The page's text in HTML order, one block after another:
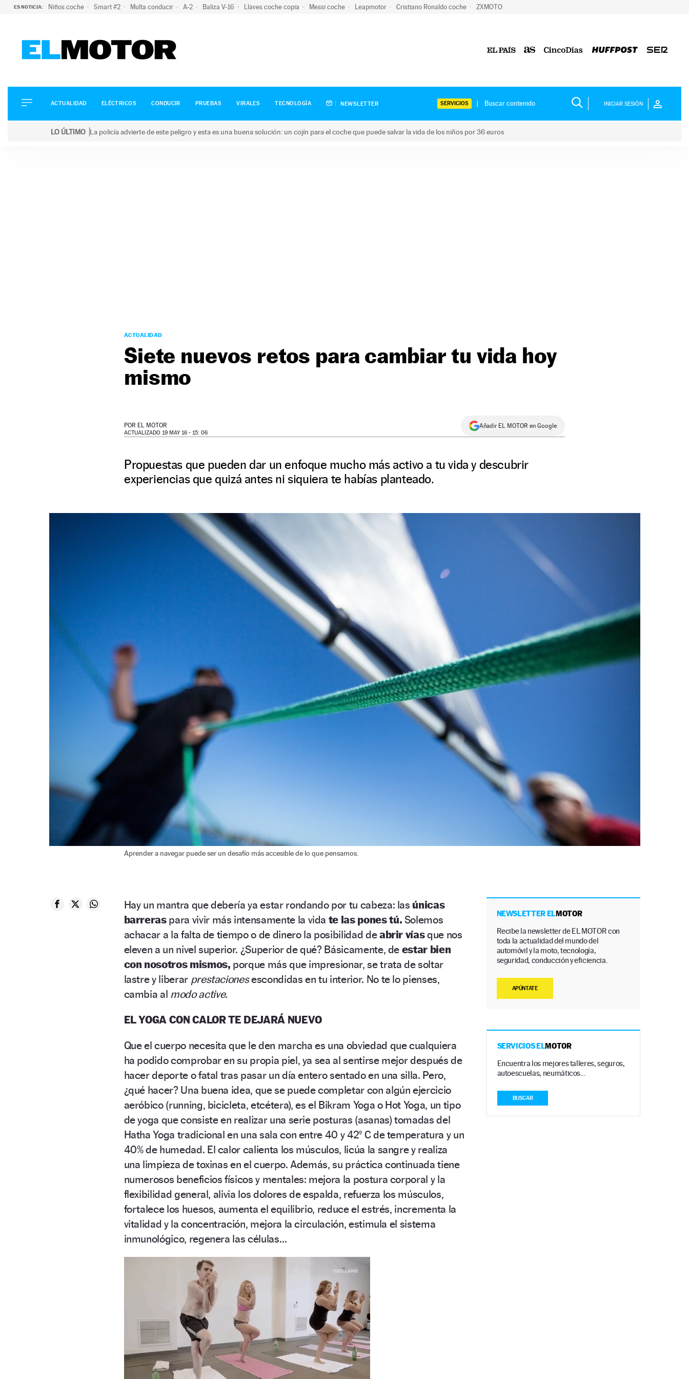
ES NOTICIA: Niños coche Smart #2 Multa conducir A-2 Baliza V-16 Llaves coche copia Messi coche Leapmotor Cristiano Ronaldo coche ZXMOTO
ELÉCTRICOS
CONDUCIR
ACTUALIDAD ELÉCTRICOS CONDUCIR PRUEBAS VIRALES TECNOLOGÍA NEWSLETTER SERVICIOS INICIAR SESIÓN
LO ÚLTIMO La policía advierte de este peligro y esta es una buena solución: un cojín para el coche que puede salvar la vida de los niños por 36 euros
ACTUALIDAD
Siete nuevos retos para cambiar tu vida hoy
mismo
POR EL MOTOR
ACTUALIZADO 19 MAY 16 - 15: 06
Añadir EL MOTOR en Google
Propuestas que pueden dar un enfoque mucho más activo a tu vida y descubrir
experiencias que quizá antes ni siquiera te habías planteado.
Aprender a navegar puede ser un desafío más accesible de lo que pensamos.
Hay un mantra que debería ya estar rondando por tu cabeza: las únicas
barreraspara vivir más intensamente la vida te las pones tú. Solemos
achacar a la falta de tiempo o de dinero la posibilidad deabrir víasque nos
eleven a un nivel superior. ¿Superior de qué? Básicamente, de estar bien
con nosotros mismos, porque más que impresionar, se trata de soltar
lastre y liberar prestacionesescondidas en tu interior. No te lo pienses,
cambia al modo active.
EL YOGA CON CALOR TE DEJARÁ NUEVO
Que el cuerpo necesita que le den marcha es una obviedad que cualquiera
ha podido comprobar en su propia piel, ya sea al sentirse mejor después de
hacer deporte o fatal tras pasar un día entero sentado en una silla. Pero,
¿qué hacer? Una buena idea, que se puede completar con algún ejercicio
aeróbico (running, bicicleta, etcétera), es el Bikram Yoga o Hot Yoga, un tipo
de yoga que consiste en realizar una serie posturas (asanas) tomadas del
Hatha Yoga tradicional en una sala con entre 40 y 42º C de temperatura y un
40% de humedad. El calor calienta los músculos, licúa la sangre y realiza
una limpieza de toxinas en el cuerpo. Además, su práctica continuada tiene
numerosos beneficios físicos y mentales: mejora la postura corporal y la
flexibilidad general, alivia los dolores de espalda, refuerza los músculos,
fortalece los huesos, aumenta el equilibrio, reduce el estrés, incrementa la
vitalidad y la concentración, mejora la circulación, estimula el sistema
inmunológico, regenera las células…
NEWSLETTER ELMOTOR
Recibe la newsletter de EL MOTOR con
toda la actualidad del mundo del
automóvil y la moto, tecnología,
seguridad, conducción y eficiencia.
APÚNTATE
SERVICIOS ELMOTOR
Encuentra los mejores talleres, seguros,
autoescuelas, neumáticos…
BUSCAR